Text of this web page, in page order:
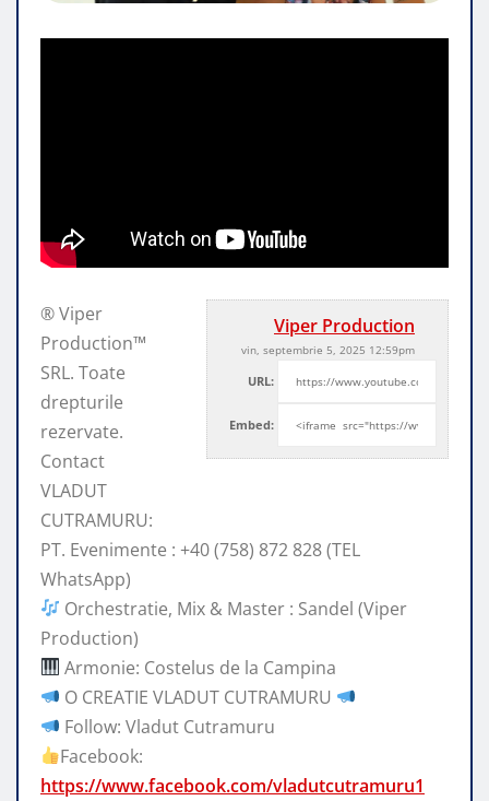
Viper Production
vin, septembrie 5, 2025 12:59pm
URL:
Embed:
® Viper
Production™
SRL. Toate
drepturile
rezervate.
Contact
VLADUT
CUTRAMURU:
PT. Evenimente : +40 (758) 872 828 (TEL
WhatsApp)
Orchestratie, Mix & Master : Sandel (Viper
Production)
Armonie: Costelus de la Campina
O CREATIE VLADUT CUTRAMURU
Follow: Vladut Cutramuru
Facebook:
https://www.facebook.com/vladutcutramuru1